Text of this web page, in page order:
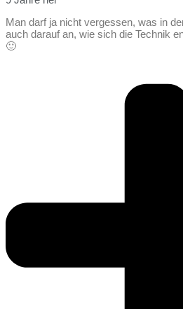
Man darf ja nicht vergessen, was in
auch darauf an, wie sich die Technik
🙂